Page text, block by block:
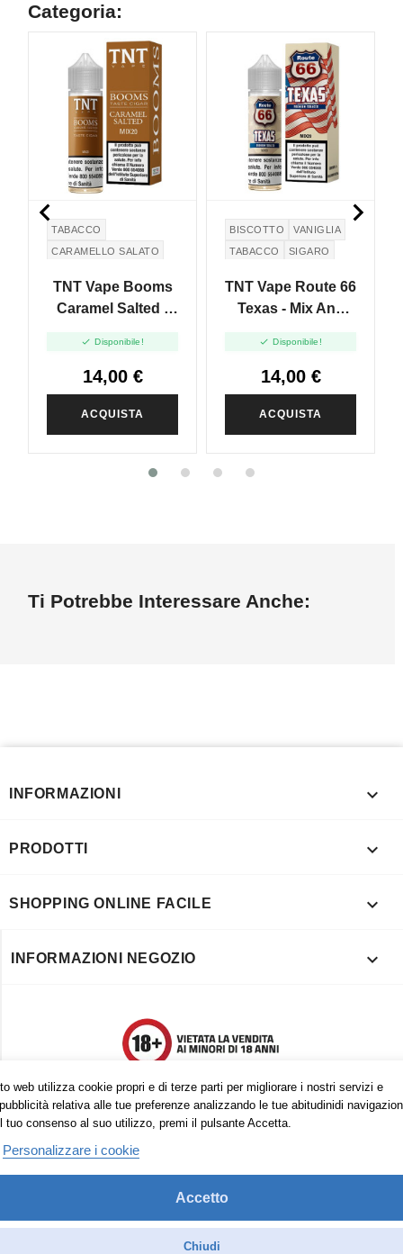
Categoria:
TABACCO
CARAMELLO SALATO
TNT Vape Booms
Caramel Salted -
20ml
 Disponibile!
14,00 €
ACQUISTA
BISCOTTO
VANIGLIA
TABACCO
SIGARO
TNT Vape Route 66
Texas - Mix And
 Disponibile!
14,00 €
ACQUISTA
 
Ti Potrebbe Interessare Anche:
web utilizza cookie propri e di terze parti per migliorare i nostri servizi e
relativa alle tue preferenze analizzando le tue abitudinidi
tuo consenso al suo utilizzo, premi il pulsante Accetta.
Personalizzare i cookie
Accetto
Chiudi
INFORMAZIONI 
PRODOTTI 
SHOPPING ONLINE FACILE 
INFORMAZIONI NEGOZIO 
Trovaci anche su: